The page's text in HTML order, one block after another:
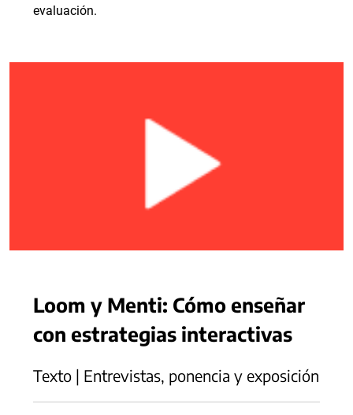
evaluación.
Loom y Menti: Cómo enseñar
con estrategias interactivas
Texto | Entrevistas, ponencia y exposición